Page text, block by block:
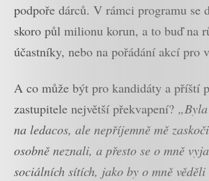
podpoře dárců. V rámci programu
skoro půl milionu korun, a to buď na
účastníky, nebo na pořádání akcí pro
A co může být pro kandidáty a příští
zastupitele největší překvapení?
na ledacos, ale nepříjemně mě
osobně neznali, a přesto se o mně
sociálních sítích, jako by o mně věděli